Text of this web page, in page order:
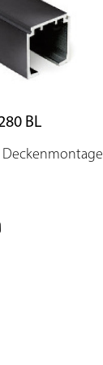
BL
Deckenmontage